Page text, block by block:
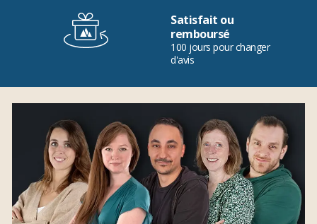
Satisfait ou
remboursé
100 jours pour changer
d'avis